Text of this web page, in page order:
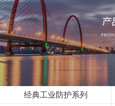
经典工业防护系列